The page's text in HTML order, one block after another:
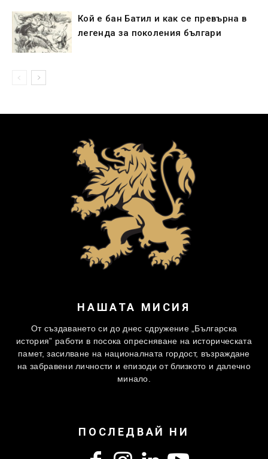
Кой е бан Батил и как се превърна в
легенда за поколения българи
НАШАТА МИСИЯ
От създаването си до днес сдружение „Българска
история” работи в посока опресняване на историческата
памет, засилване на националната гордост, възраждане
на забравени личности и епизоди от близкото и далечно
минало.
ПОСЛЕДВАЙ НИ